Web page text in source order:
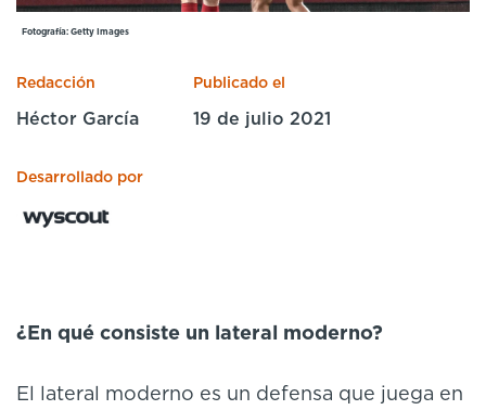
English Español
Fotografía: Getty Images
Redacción
Héctor García
Publicado el
19 de julio 2021
Desarrollado por
¿En qué consiste un lateral moderno?
El lateral moderno es un defensa que juega en